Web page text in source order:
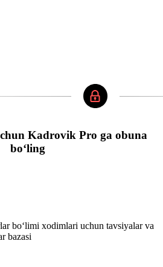
Kadrovik Pro ga obuna
boʻling
boʻlimi хodimlari uchun tavsiyalar va
bazasi